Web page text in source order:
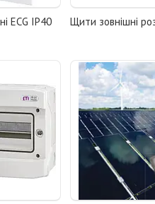
ECG IP40 Щити зовнішні